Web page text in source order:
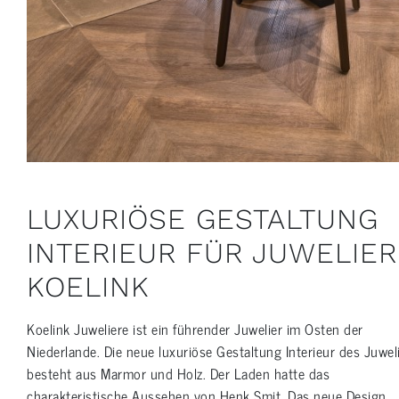
LUXURIÖSE GESTALTUNG
INTERIEUR FÜR JUWELIER
KOELINK
Koelink Juweliere ist ein führender Juwelier im Osten der
Niederlande. Die neue luxuriöse Gestaltung Interieur des
besteht aus Marmor und Holz. Der Laden hatte das